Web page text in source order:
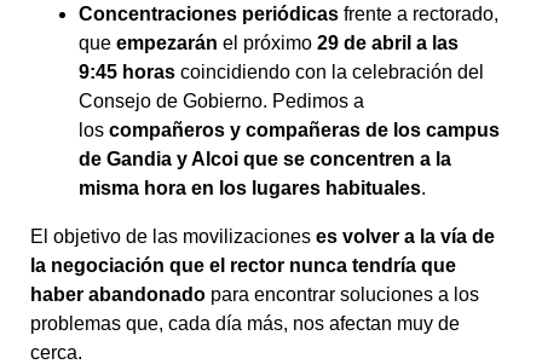
Concentraciones periódicas frente a rectorado,
que empezarán el próximo 29 de abril a las
9:45 horas coincidiendo con la celebración del
Consejo de Gobierno. Pedimos a
los compañeros y compañeras de los campus
de Gandia y Alcoi que se concentren a la
misma hora en los lugares habituales.
El objetivo de las movilizaciones es volver a la vía de
la negociación que el rector nunca tendría que
haber abandonado para encontrar soluciones a los
problemas que, cada día más, nos afectan muy de
cerca.